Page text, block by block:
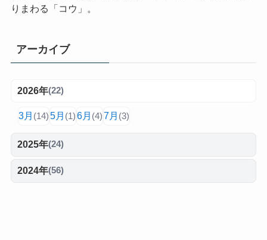
りまわる「コウ」。
アーカイブ
2026年(22)
3月 (14)5月 (1)6月 (4)7月 (3)
2025年(24)
2024年(56)